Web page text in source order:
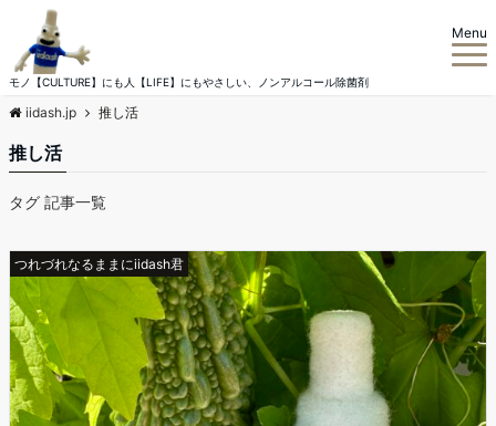
モノ【CULTURE】にも人【LIFE】にもやさしい、ノンアルコール除菌剤
Menu
iidash.jp 推し活
推し活
タグ 記事一覧
つれづれなるままにiidash君